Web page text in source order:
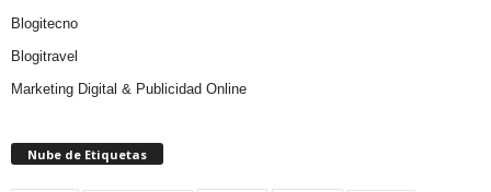
Blogitecno
Blogitravel
Marketing Digital & Publicidad Online
Nube de Etiquetas